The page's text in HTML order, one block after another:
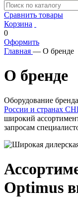
Сравнить товары
Корзина
0
Оформить
Главная — О бренде
О бренде
Оборудование бренда
России и странах
широкий
запросам
Optimus